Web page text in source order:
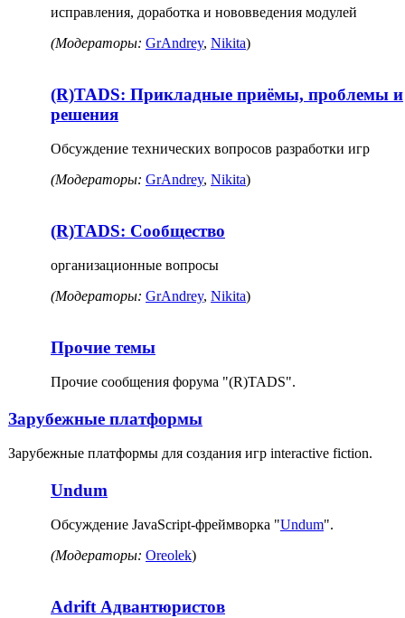
исправления, доработка и нововведения модулей
(Модераторы: GrAndrey, Nikita)
(R)TADS: Прикладные приёмы, проблемы и
решения
Обсуждение технических вопросов разработки игр
(Модераторы: GrAndrey, Nikita)
(R)TADS: Сообщество
организационные вопросы
(Модераторы: GrAndrey, Nikita)
Прочие темы
Прочие сообщения форума "(R)TADS".
Зарубежные платформы
Зарубежные платформы для создания игр interactive fiction.
Undum
Обсуждение JavaScript-фреймворка "Undum".
(Модераторы: Oreolek)
Adrift Адвантюристов